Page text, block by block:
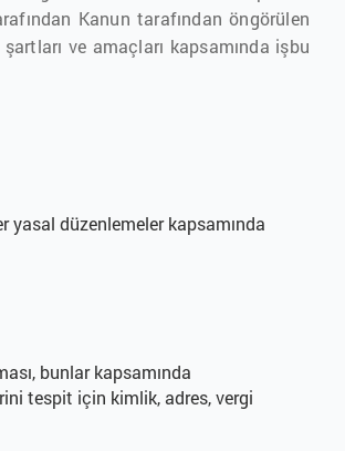
Kanun tarafından öngörülen
ve amaçları kapsamında işbu
yasal düzenlemeler kapsamında
bunlar kapsamında
tespit için kimlik, adres, vergi